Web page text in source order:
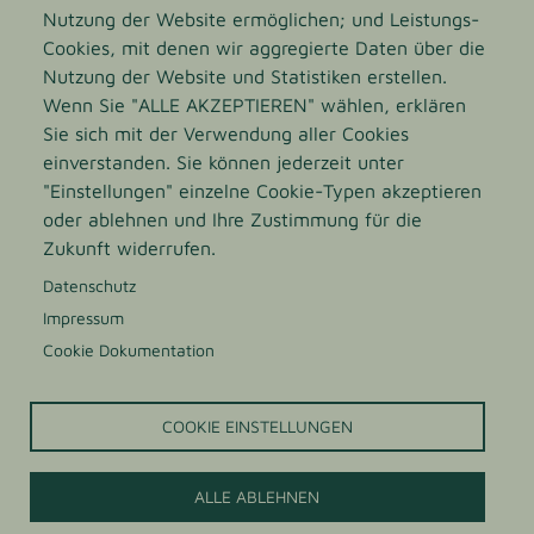
Norden Mexikos. Das Wachs aus den Blättern des
nordmexikanischen Candelillabusches wird in Pastillen
und als sprühgetrocknetes Pulver angeboten.
ZUR PRODUKTSEITE
Nutzung der Website ermöglichen; und Leistungs-
Cookies, mit denen wir aggregierte Daten über die
Nutzung der Website und Statistiken erstellen.
Wenn Sie "ALLE AKZEPTIEREN" wählen, erklären
Sie sich mit der Verwendung aller Cookies
einverstanden. Sie können jederzeit unter
"Einstellungen" einzelne Cookie-Typen akzeptieren
oder ablehnen und Ihre Zustimmung für die
Zukunft widerrufen.
Datenschutz
Impressum
Cookie Dokumentation
COOKIE EINSTELLUNGEN
ALLE ABLEHNEN